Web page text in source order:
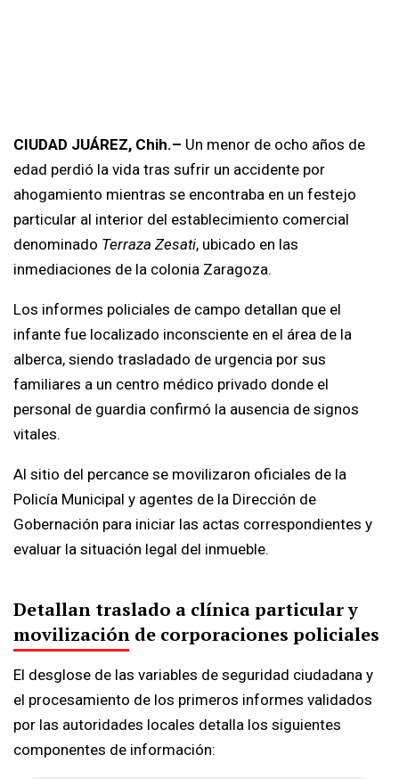
CIUDAD JUÁREZ, Chih.– Un menor de ocho años de
edad perdió la vida tras sufrir un accidente por
ahogamiento mientras se encontraba en un festejo
particular al interior del establecimiento comercial
denominado Terraza Zesati, ubicado en las
inmediaciones de la colonia Zaragoza.
Los informes policiales de campo detallan que el
infante fue localizado inconsciente en el área de la
alberca, siendo trasladado de urgencia por sus
familiares a un centro médico privado donde el
personal de guardia confirmó la ausencia de signos
vitales.
Al sitio del percance se movilizaron oficiales de la
Policía Municipal y agentes de la Dirección de
Gobernación para iniciar las actas correspondientes y
evaluar la situación legal del inmueble.
Detallan traslado a clínica particular y
movilización de corporaciones policiales
El desglose de las variables de seguridad ciudadana y
el procesamiento de los primeros informes validados
por las autoridades locales detalla los siguientes
componentes de información: